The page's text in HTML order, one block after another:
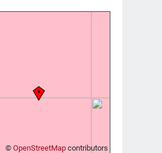
© OpenStreetMapcontributors